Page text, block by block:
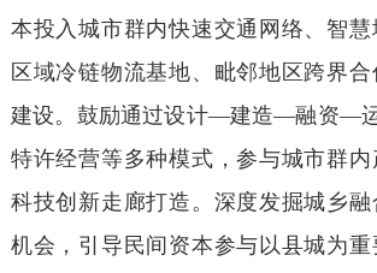
本投入城市群内快速交通网络、智慧
区域冷链物流基地、毗邻地区跨界合
建设。鼓励通过设计—建造—融资—运
特许经营等多种模式，参与城市群内
科技创新走廊打造。深度发掘城乡
机会，引导民间资本参与以县城为